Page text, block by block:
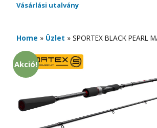
Vásárlási utalvány
Home » Üzlet » SPORTEX BLACK PEARL
Akció!